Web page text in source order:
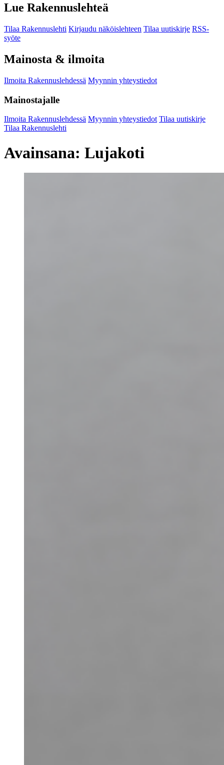
Lue Rakennuslehteä
Tilaa Rakennuslehti Kirjaudu näköislehteen Tilaa uutiskirje RSS-
syöte
Mainosta & ilmoita
Ilmoita Rakennuslehdessä Myynnin yhteystiedot
Mainostajalle
Ilmoita Rakennuslehdessä Myynnin yhteystiedot Tilaa uutiskirje
Tilaa Rakennuslehti
Avainsana: Lujakoti